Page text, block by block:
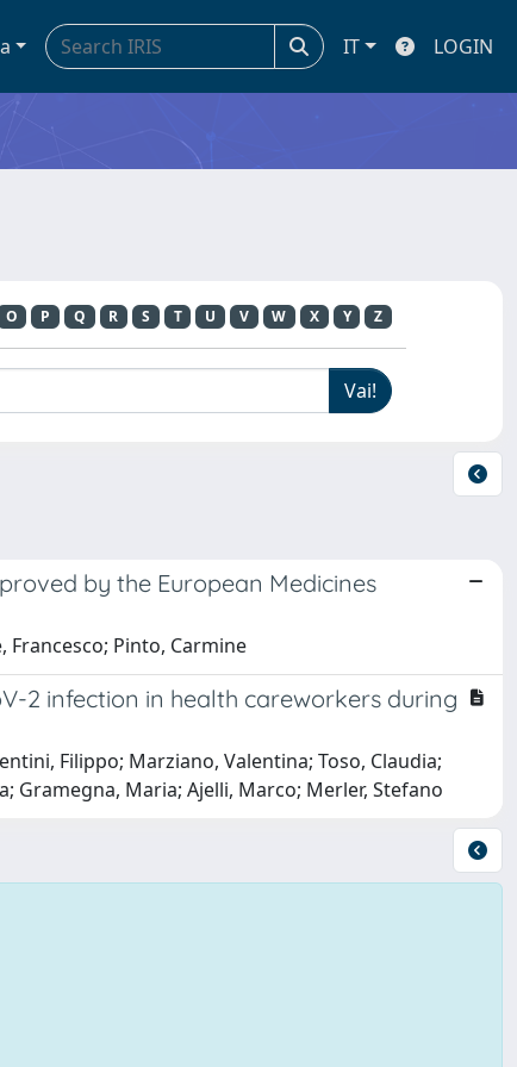
IT LOGIN
O P Q R S T U V W X Y Z
by the European Medicines
Francesco; Pinto, Carmine
2 infection in health careworkers during
Filippo; Marziano, Valentina; Toso, Claudia;
Gramegna, Maria; Ajelli, Marco; Merler, Stefano